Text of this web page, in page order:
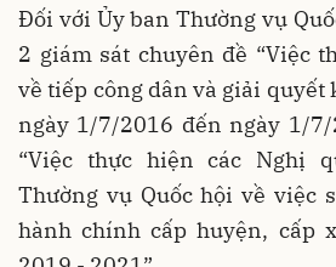
Đối với Ủy ban Thường vụ
2 giám sát chuyên đề “Việc
về tiếp công dân và giải quyết
ngày 1/7/2016 đến ngày 1/
“Việc thực hiện các Nghị
Thường vụ Quốc hội về việc
hành chính cấp huyện, cấp